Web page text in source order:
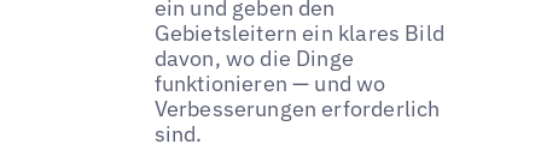
ein und geben den
Gebietsleitern ein klares Bild
davon, wo die Dinge
funktionieren — und wo
Verbesserungen erforderlich
sind.